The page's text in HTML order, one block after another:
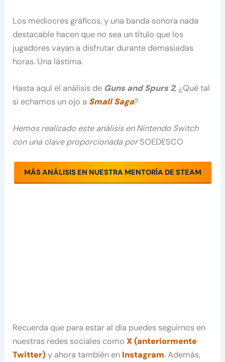
Los mediocres gráficos, y una banda sonora nada
destacable hacen que no sea un título que los
jugadores vayan a disfrutar durante demasiadas
horas. Una lástima.
Hasta aquí el análisis de Guns and Spurs 2, ¿Qué tal
si echamos un ojo a Small Saga?
Hemos realizado este análisis en Nintendo Switch
con una clave proporcionada porSOEDESCO
MÁS ANÁLISIS EN NUESTRA MENTORÍA DE STEAM
Recuerda que para estar al día puedes seguirnos en
nuestras redes sociales comoX (anteriormente
Twitter) y ahora también en Instagram. Además,